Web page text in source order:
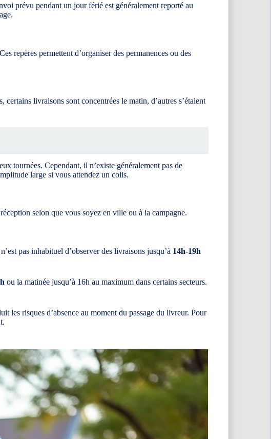
prévu pendant un jour férié est généralement reporté au
repères permettent d’organiser des permanences ou des
certains livraisons sont concentrées le matin, d’autres s’étalent
tournées. Cependant, il n’existe généralement pas de
large si vous attendez un colis.
selon que vous soyez en ville ou à la campagne.
pas inhabituel d’observer des livraisons jusqu’à 14h-19h
ou la matinée jusqu’à 16h au maximum dans certains secteurs.
les risques d’absence au moment du passage du livreur. Pour